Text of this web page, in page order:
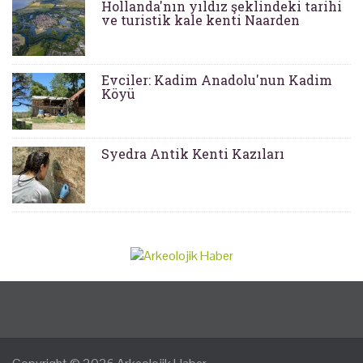
Hollanda'nın yıldız şeklindeki tarihi
ve turistik kale kenti Naarden
Evciler: Kadim Anadolu'nun Kadim
Köyü
Syedra Antik Kenti Kazıları